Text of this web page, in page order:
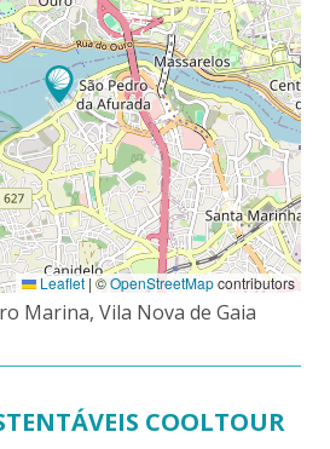
Leaflet|©OpenStreetMapcontributors
Marina, Vila Nova de Gaia
COOLTOUR